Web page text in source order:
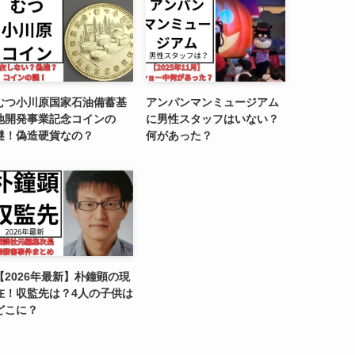
つ小川原国家石油備蓄基
開発事業記念コインの
！偽造硬貨なの？
アンパンマンミュージアム
に男性スタッフはいない？
何があった？
2026年最新】朴鐘顕の現
！収監先は？4人の子供は
こに？